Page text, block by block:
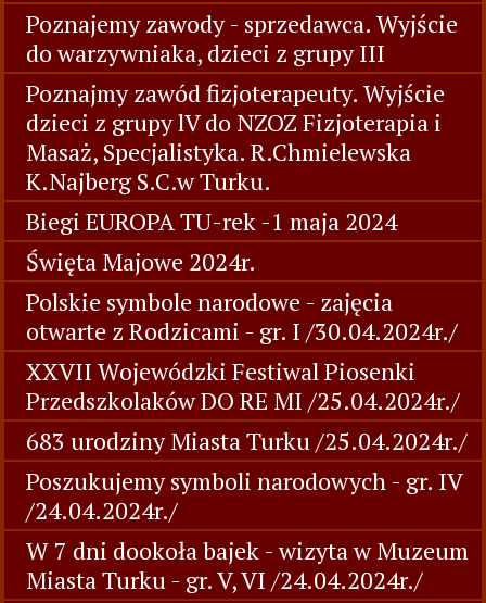
Poznajemy zawody - sprzedawca. Wyjście
do warzywniaka, dzieci z grupy III
Poznajmy zawód fizjoterapeuty. Wyjście
dzieci z grupy lV do NZOZ Fizjoterapia i
Masaż, Specjalistyka. R.Chmielewska
K.Najberg S.C.w Turku.
Biegi EUROPA TU-rek -1 maja 2024
Święta Majowe 2024r.
Polskie symbole narodowe - zajęcia
otwarte z Rodzicami - gr. I /30.04.2024r./
XXVII Wojewódzki Festiwal Piosenki
Przedszkolaków DO RE MI /25.04.2024r./
683 urodziny Miasta Turku /25.04.2024r./
Poszukujemy symboli narodowych - gr. IV
/24.04.2024r./
W 7 dni dookoła bajek - wizyta w Muzeum
Miasta Turku - gr. V, VI /24.04.2024r./